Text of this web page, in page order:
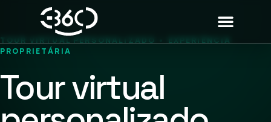
TOUR VIRTUAL PERSONALIZADO • EXPERIÊNCIA
PROPRIETÁRIA
Tour virtual